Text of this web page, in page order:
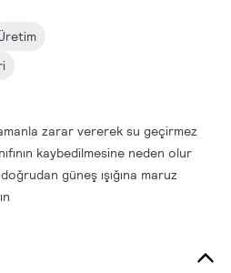
zarar vererek su geçirmez
kaybedilmesine neden olur
güneş ışığına maruz